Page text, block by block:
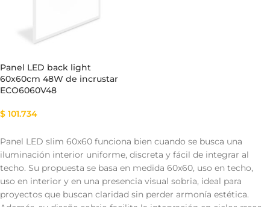
Panel LED back light
60x60cm 48W de incrustar
ECO6060V48
$ 101.734
Panel LED slim 60x60 funciona bien cuando se busca una
iluminación interior uniforme, discreta y fácil de integrar al
techo. Su propuesta se basa en medida 60x60, uso en techo,
uso en interior y en una presencia visual sobria, ideal para
proyectos que buscan claridad sin perder armonía estética.